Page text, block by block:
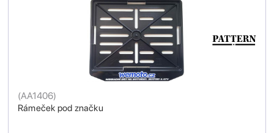
Rámeček pod značku
(AA1406)